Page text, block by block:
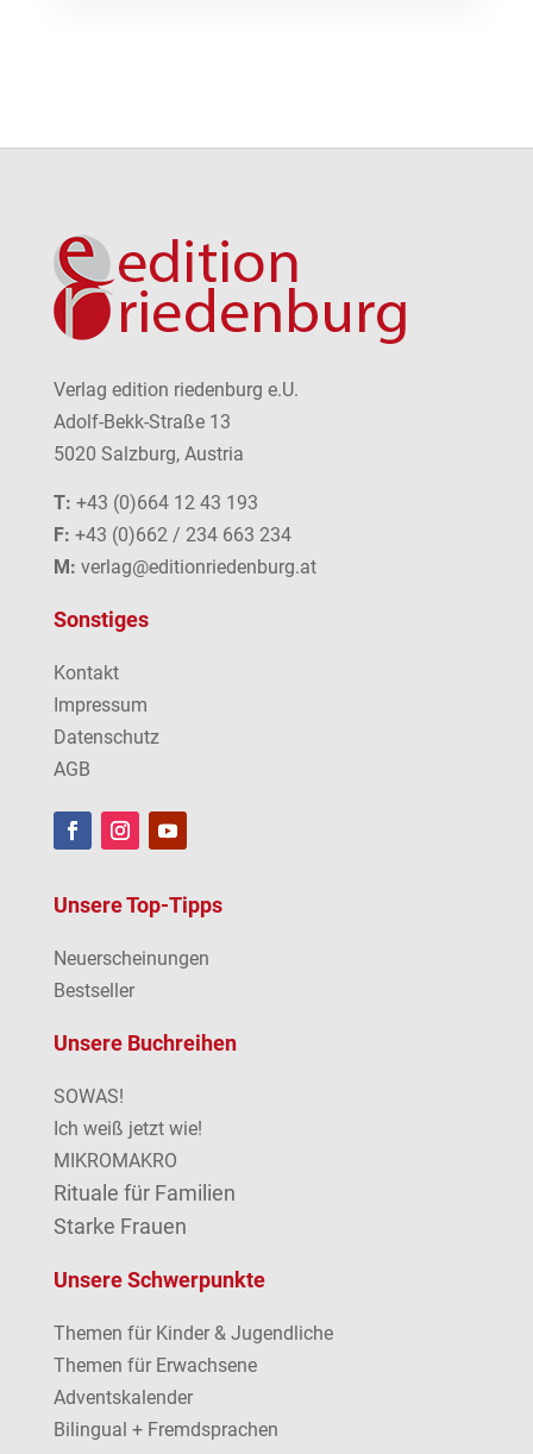
Verlag edition riedenburg e.U.
Adolf-Bekk-Straße 13
5020 Salzburg, Austria
T: +43 (0)664 12 43 193
F: +43 (0)662 / 234 663 234
M: verlag@editionriedenburg.at
Sonstiges
Kontakt
Impressum
Datenschutz
AGB
Unsere Top-Tipps
Neuerscheinungen
Bestseller
Unsere Buchreihen
SOWAS!
Ich weiß jetzt wie!
MIKROMAKRO
Rituale für Familien
Starke Frauen
Unsere Schwerpunkte
Themen für Kinder & Jugendliche
Themen für Erwachsene
Adventskalender
Bilingual + Fremdsprachen